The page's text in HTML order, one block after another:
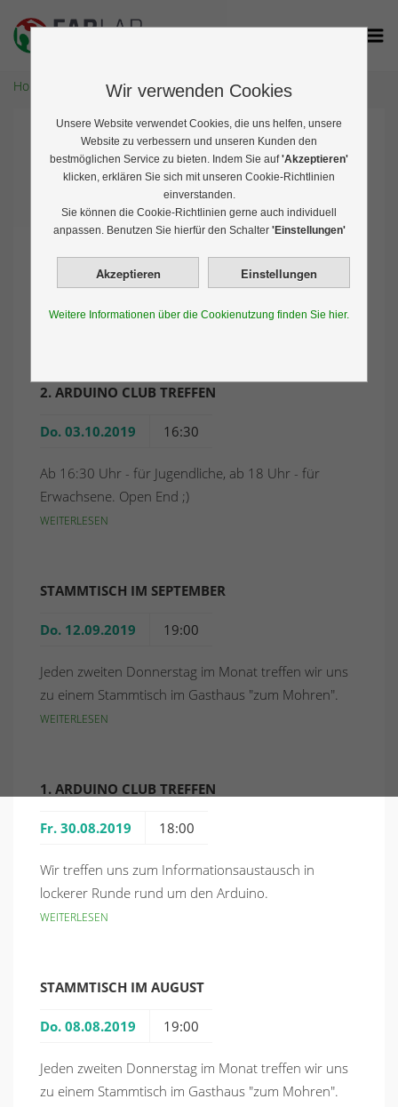
Home Veranstaltungen
Veranstaltungen
Vorherige
2. ARDUINO CLUB TREFFEN
Do. 03.10.2019 16:30
Ab 16:30 Uhr - für Jugendliche, ab 18 Uhr - für
Erwachsene. Open End ;)
WEITERLESEN
STAMMTISCH IM SEPTEMBER
Do. 12.09.2019 19:00
Jeden zweiten Donnerstag im Monat treffen wir uns
zu einem Stammtisch im Gasthaus "zum Mohren".
WEITERLESEN
1. ARDUINO CLUB TREFFEN
Fr. 30.08.2019 18:00
Wir treffen uns zum Informationsaustausch in
lockerer Runde rund um den Arduino.
WEITERLESEN
STAMMTISCH IM AUGUST
Do. 08.08.2019 19:00
Jeden zweiten Donnerstag im Monat treffen wir uns
zu einem Stammtisch im Gasthaus "zum Mohren".
Wir verwenden Cookies
Unsere Website verwendet Cookies, die uns helfen, unsere
Website zu verbessern und unseren Kunden den
bestmöglichen Service zu bieten. Indem Sie auf'Akzeptieren'
klicken, erklären Sie sich mit unseren Cookie-Richtlinien
einverstanden.
Sie können die Cookie-Richtlinien gerne auch individuell
anpassen. Benutzen Sie hierfür den Schalter 'Einstellungen'
Weitere Informationen über die Cookienutzung finden Sie hier.